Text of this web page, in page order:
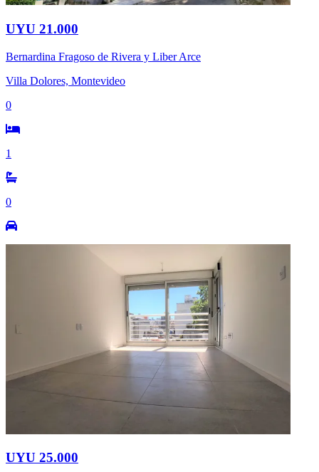
UYU 21.000
Bernardina Fragoso de Rivera y Liber Arce
Villa Dolores, Montevideo
0
1
0
UYU 25.000